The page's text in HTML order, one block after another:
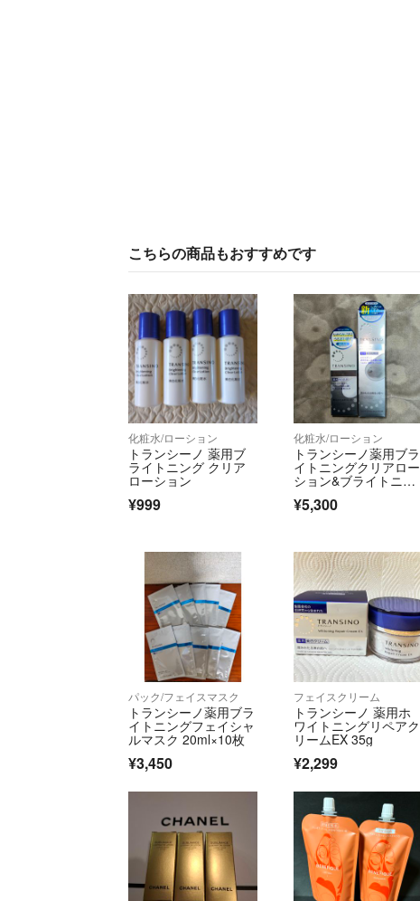
こちらの商品もおすすめです
化粧水/ローション
トランシーノ 薬用ブ
ライトニング クリア
ローション
¥999
化粧水/ローション
トランシーノ薬用ブラ
イトニングクリアロー
ション&ブライトニン
¥5,300
パック/フェイスマスク
トランシーノ薬用ブラ
イトニングフェイシャ
ルマスク 20ml×10枚
¥3,450
フェイスクリーム
トランシーノ 薬用ホ
ワイトニングリペアク
リームEX 35g
¥2,299